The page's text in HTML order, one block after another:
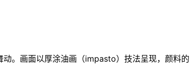
。画面以厚涂油画（impasto）技法呈现，颜料的